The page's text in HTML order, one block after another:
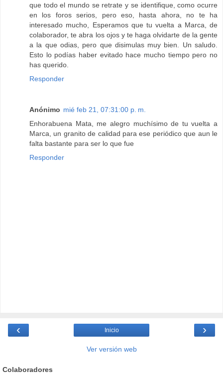
que todo el mundo se retrate y se identifique, como ocurre
en los foros serios, pero eso, hasta ahora, no te ha
interesado mucho, Esperamos que tu vuelta a Marca, de
colaborador, te abra los ojos y te haga olvidarte de la gente
a la que odias, pero que disimulas muy bien. Un saludo.
Esto lo podías haber evitado hace mucho tiempo pero no
has querido.
Responder
Anónimo mié feb 21, 07:31:00 p. m.
Enhorabuena Mata, me alegro muchísimo de tu vuelta a
Marca, un granito de calidad para ese periódico que aun le
falta bastante para ser lo que fue
Responder
‹ ›
Inicio
Ver versión web
Colaboradores